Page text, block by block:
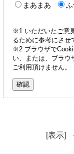
まあまあ
ふ
※1 いただいたご意
るために参考にさせ
※2 ブラウザで
い、または、ブラウ
ご利用頂けません。
[表示]